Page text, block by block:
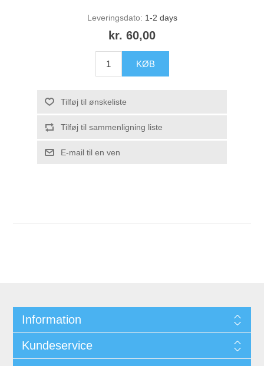
Leveringsdato: 1-2 days
kr. 60,00
Information
Kundeservice